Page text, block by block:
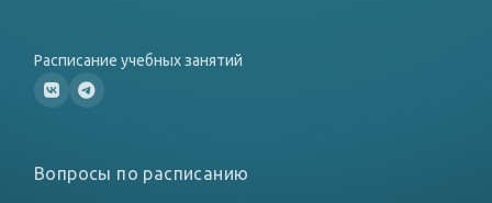
Расписание учебных занятий
Вопросы по расписанию